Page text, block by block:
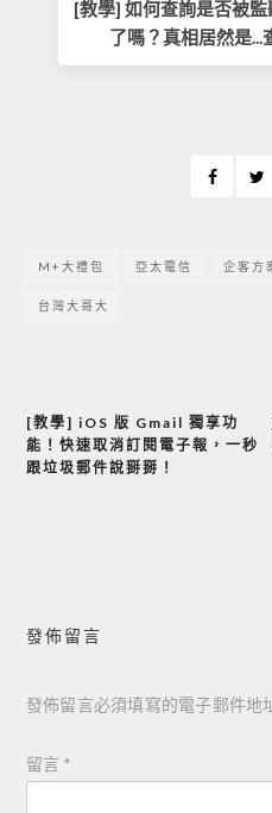
[教學] 如何查詢是否被
了嗎？真相居然是...
M+大禮包 亞太電信 企客方
台灣大哥大
文
章
[教學] iOS 版 Gmail 獨享功
能！快速取消訂閱電子報，一秒
跟垃圾郵件說掰掰！
發佈留言
發佈留言必須填寫的電子郵件地
留言 *